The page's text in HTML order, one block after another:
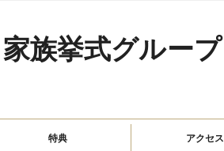
族挙式グループ
特典 アクセス